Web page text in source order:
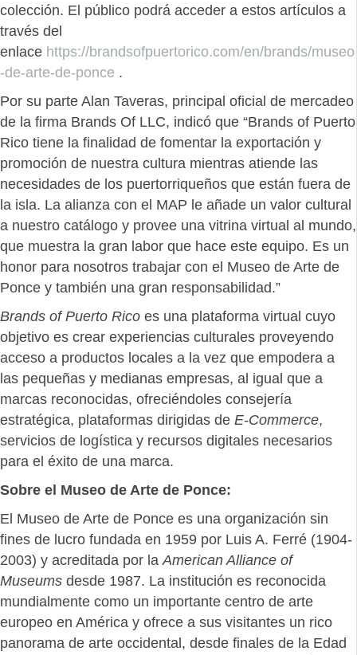
colección. El público podrá acceder a estos artículos a
través del
enlace https://brandsofpuertorico.com/en/brands/museo
-de-arte-de-ponce .
Por su parte Alan Taveras, principal oficial de mercadeo
de la firma Brands Of LLC, indicó que “Brands of Puerto
Rico tiene la finalidad de fomentar la exportación y
promoción de nuestra cultura mientras atiende las
necesidades de los puertorriqueños que están fuera de
la isla. La alianza con el MAP le añade un valor cultural
a nuestro catálogo y provee una vitrina virtual al mundo,
que muestra la gran labor que hace este equipo. Es un
honor para nosotros trabajar con el Museo de Arte de
Ponce y también una gran responsabilidad.”
Brands of Puerto Rico es una plataforma virtual cuyo
objetivo es crear experiencias culturales proveyendo
acceso a productos locales a la vez que empodera a
las pequeñas y medianas empresas, al igual que a
marcas reconocidas, ofreciéndoles consejería
estratégica, plataformas dirigidas de E-Commerce,
servicios de logística y recursos digitales necesarios
para el éxito de una marca.
Sobre el Museo de Arte de Ponce:
El Museo de Arte de Ponce es una organización sin
fines de lucro fundada en 1959 por Luis A. Ferré (1904-
2003) y acreditada por laAmerican Alliance of
Museums desde 1987. La institución es reconocida
mundialmente como un importante centro de arte
europeo en América y ofrece a sus visitantes un rico
panorama de arte occidental, desde finales de la Edad